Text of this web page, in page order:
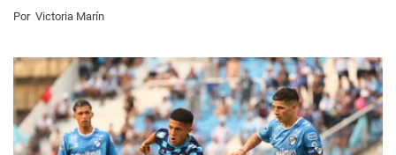
Por Victoria Marín